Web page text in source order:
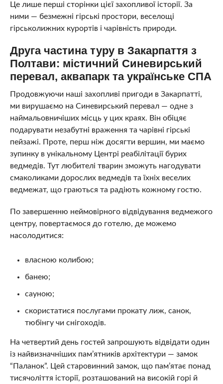
Це лише перші сторінки цієї захопливої історії. За
ними — безмежні гірські простори, веселощі
гірськолижних курортів і чарівність природи.
Друга частина туру в Закарпаття з
Полтави: містичний Синевирський
перевал, аквапарк та українське СПА
Продовжуючи наші захопливі пригоди в Закарпатті,
ми вирушаємо на Синевирський перевал — одне з
наймальовничіших місць у цих краях. Він обіцяє
подарувати незабутні враження та чарівні гірські
пейзажі. Проте, перш ніж досягти вершин, ми маємо
зупинку в унікальному Центрі реабілітації бурих
ведмедів. Тут любителі тварин зможуть нагодувати
смаколиками дорослих ведмедів та їхніх веселих
ведмежат, що граються та радіють кожному гостю.
По завершенню неймовірного відвідування ведмежого
центру, повертаємося до готелю, де можемо
насолодитися:
власною колибою;
банею;
сауною;
скористатися послугами прокату лиж, санок,
тюбінгу чи снігоходів.
На четвертий день гостей запрошують відвідати один
із найвизначніших пам’ятників архітектури — замок
“Паланок”. Цей старовинний замок, що пам’ятає понад
тисячоліття історії, розташований на високій горі й